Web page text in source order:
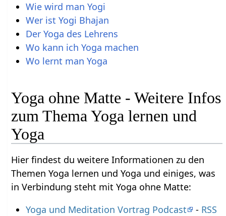
Wie wird man Yogi
Wer ist Yogi Bhajan
Der Yoga des Lehrens
Wo kann ich Yoga machen
Wo lernt man Yoga
Yoga ohne Matte - Weitere Infos
zum Thema Yoga lernen und
Yoga
Hier findest du weitere Informationen zu den
Themen Yoga lernen und Yoga und einiges, was
in Verbindung steht mit Yoga ohne Matte:
Yoga und Meditation Vortrag Podcast
- RSS